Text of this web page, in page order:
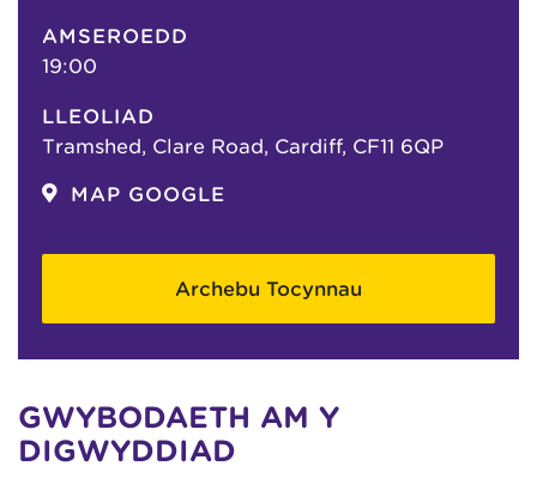
AMSEROEDD
19:00
LLEOLIAD
Tramshed, Clare Road, Cardiff, CF11 6QP
MAP GOOGLE
Archebu Tocynnau
GWYBODAETH AM Y
DIGWYDDIAD